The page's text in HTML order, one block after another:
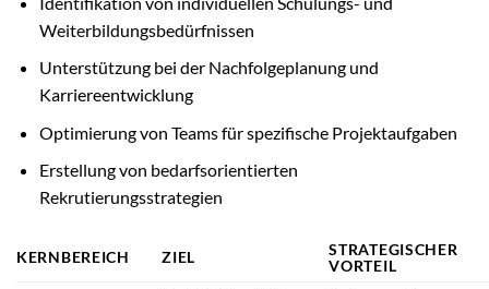
Weiterbildungsbedürfnissen
Unterstützung bei der Nachfolgeplanung und
Karriereentwicklung
Optimierung von Teams für spezifische Projektaufgaben
Erstellung von bedarfsorientierten
Rekrutierungsstrategien
KERNBEREICH ZIEL
STRATEGISCHER
VORTEIL